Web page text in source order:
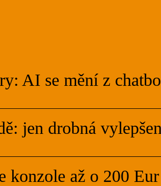
AI se mění z
jen drobná
konzole až o 200 Eur